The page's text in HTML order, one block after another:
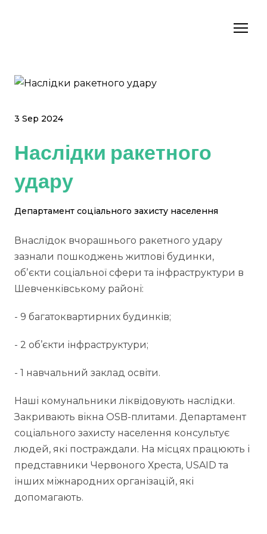
3 Sep 2024
Наслідки ракетного
удару
Департамент соціального захисту населення
Внаслідок вчорашнього ракетного удару
зазнали пошкоджень житлові будинки,
обʼєкти соціальної сфери та інфраструктури в
Шевченківському районі:
- 9 багатоквартирних будинків;
- 2 об’єкти інфраструктури;
- 1 навчальний заклад освіти.
Наші комунальники ліквідовують наслідки.
Закривають вікна OSB-плитами. Департамент
соціального захисту населення консультує
людей, які постраждали. На місцях працюють і
представники Червоного Хреста, USAID та
інших міжнародних організацій, які
допомагають.